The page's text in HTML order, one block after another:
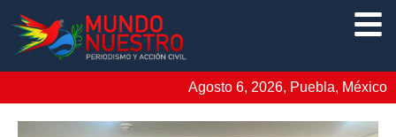
Agosto 6, 2026, Puebla, México